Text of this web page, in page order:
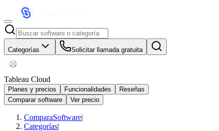
Categorías Solicitar llamada gratuita
Tableau Cloud
Planes y precios Funcionalidades
Reseñas
Comparar software
Ver precio
ComparaSoftware|
Categorías|